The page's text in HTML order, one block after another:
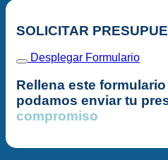
SOLICITAR
Desplegar Formulario
Rellena este
podamos enviar tu
compromiso